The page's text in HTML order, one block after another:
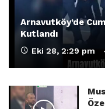
Arnavutköy’de
Kutlandı
Eki 28, 2:29 pm